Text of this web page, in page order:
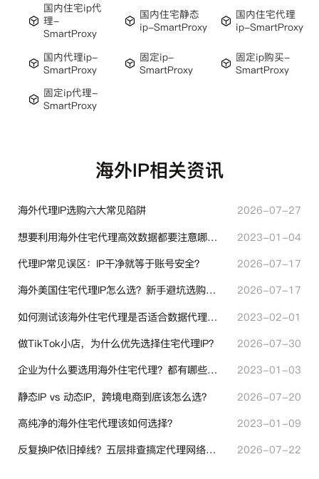
国内住宅ip代
理-
SmartProxy
国内住宅静态
ip-SmartProxy
国内住宅代理
ip-SmartProxy
国内代理ip-
SmartProxy
固定ip-
SmartProxy
固定ip购买-
SmartProxy
固定ip代理-
SmartProxy
海外IP相关资讯
海外代理IP选购六大常见陷阱
2026-07-27
想要利用海外住宅代理高效数据都要注意哪些地方？
2023-01-04
代理IP常见误区：IP干净就等于账号安全？
2026-07-17
海外美国住宅代理IP怎么选？新手避坑选购指南
2026-07-17
如何测试该海外住宅代理是否适合数据代理使用？
2023-02-01
做TikTok小店，为什么优先选择住宅代理IP？
2026-07-30
企业为什么要选用海外住宅代理？都有哪些帮助？
2023-01-03
静态IP vs 动态IP，跨境电商到底该怎么选？
2026-07-20
高纯净的海外住宅代理该如何选择？
2023-01-09
反复换IP依旧掉线？五层排查搞定代理网络异常
2026-07-22